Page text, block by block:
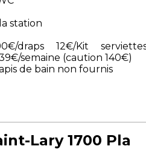
station
draps 12€/Kit
semaine (caution 140€)
de bain non fournis
Lary 1700 Pla